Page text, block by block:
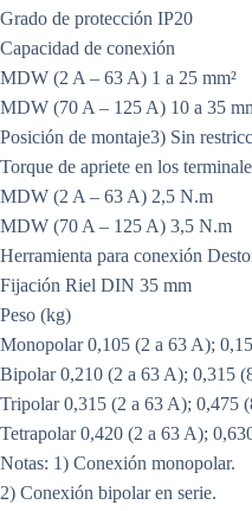
Grado de protección IP20
Capacidad de conexión
MDW (2 A – 63 A) 1 a 25 mm²
MDW (70 A – 125 A) 10 a 35
Posición de montaje3) Sin
Torque de apriete en los
MDW (2 A – 63 A) 2,5 N.m
MDW (70 A – 125 A) 3,5 N.m
Herramienta para conexión
Fijación Riel DIN 35 mm
Peso (kg)
Monopolar 0,105 (2 a 63 A);
Bipolar 0,210 (2 a 63 A); 0,315
Tripolar 0,315 (2 a 63 A); 0,475
Tetrapolar 0,420 (2 a 63 A);
Notas: 1) Conexión monopolar.
2) Conexión bipolar en serie.